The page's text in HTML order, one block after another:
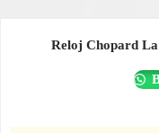
Reloj Chopard